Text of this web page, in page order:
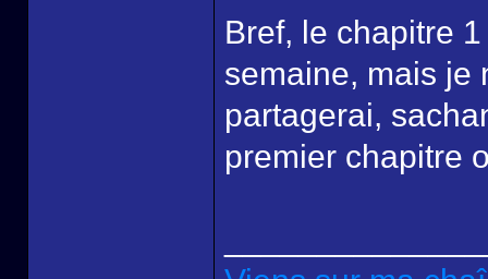
Bref, le chapitre
semaine, mais je
partagerai,
premier chapitre